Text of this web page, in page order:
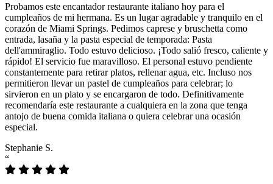
Probamos este encantador restaurante italiano hoy para el
cumpleaños de mi hermana. Es un lugar agradable y tranquilo en el
corazón de Miami Springs. Pedimos caprese y bruschetta como
entrada, lasaña y la pasta especial de temporada: Pasta
dell'ammiraglio. Todo estuvo delicioso. ¡Todo salió fresco, caliente y
rápido! El servicio fue maravilloso. El personal estuvo pendiente
constantemente para retirar platos, rellenar agua, etc. Incluso nos
permitieron llevar un pastel de cumpleaños para celebrar; lo
sirvieron en un plato y se encargaron de todo. Definitivamente
recomendaría este restaurante a cualquiera en la zona que tenga
antojo de buena comida italiana o quiera celebrar una ocasión
especial.
Stephanie S.
“